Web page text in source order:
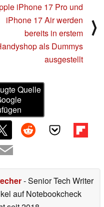
iPhone 17 Pro und
iPhone 17 Air werden
bereits in erstem
als Dummys
ausgestellt
⟩
Quelle
- Senior Tech Writer
auf Notebookcheck